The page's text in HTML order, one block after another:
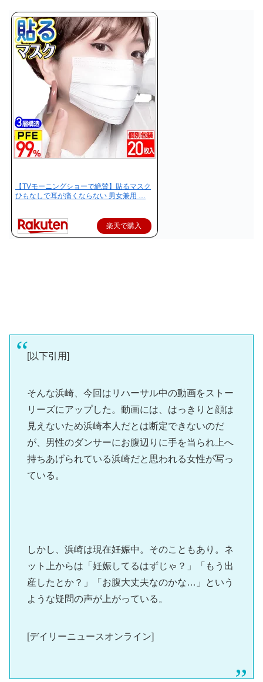
【TVモーニングショーで絶賛】貼るマスク
ひもなしで耳が痛くならない 男女兼用 …
楽天で購入
[以下引用]
そんな浜崎、今回はリハーサル中の動画をストー
リーズにアップした。動画には、はっきりと顔は
見えないため浜崎本人だとは断定できないのだ
が、男性のダンサーにお腹辺りに手を当られ上へ
持ちあげられている浜崎だと思われる女性が写っ
ている。
しかし、浜崎は現在妊娠中。そのこともあり。ネ
ット上からは「妊娠してるはずじゃ？」「もう出
産したとか？」「お腹大丈夫なのかな…」という
ような疑問の声が上がっている。
[デイリーニュースオンライン]